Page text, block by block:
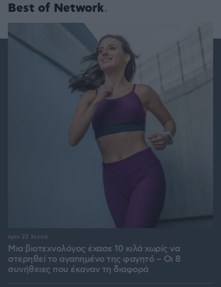
Best of Network
Μια βιοτεχνολόγος έχασε 10 κιλά χωρίς να
στερηθεί το αγαπημένο της φαγητό – Οι 8
συνήθειες που έκαναν τη διαφορά
πριν 22 λεπτά